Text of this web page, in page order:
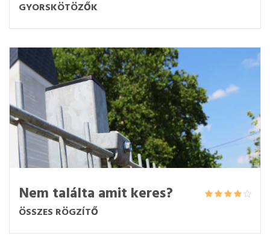
GYORSKÖTÖZŐK
Nem találta amit keres?
ÖSSZES RÖGZÍTŐ